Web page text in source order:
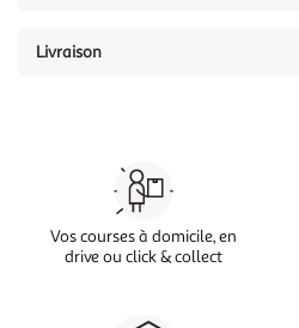
Livraison
Vos courses à domicile, en
drive ou click & collect